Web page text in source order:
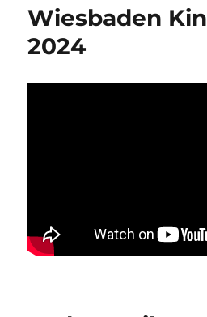
Wiesbaden
2024